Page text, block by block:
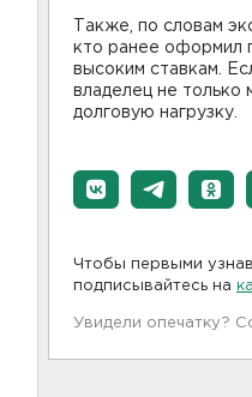
Также, по словам
кто ранее оформил
высоким ставкам.
владелец не только
долговую нагрузку.
Чтобы первыми
подписывайтесь на
Увидели опечатку?